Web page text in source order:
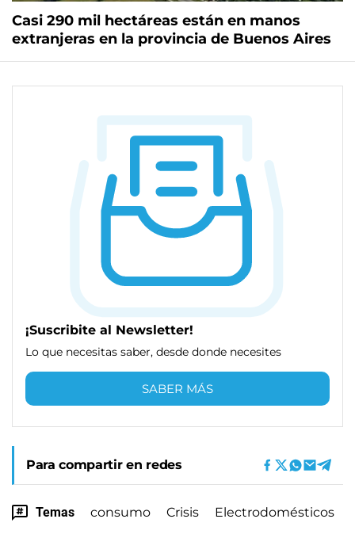
Casi 290 mil hectáreas están en manos
extranjeras en la provincia de Buenos Aires
¡Suscribite al Newsletter!
Lo que necesitas saber, desde donde necesites
SABER MÁS
Para compartir en redes
Temas consumo Crisis Electrodomésticos